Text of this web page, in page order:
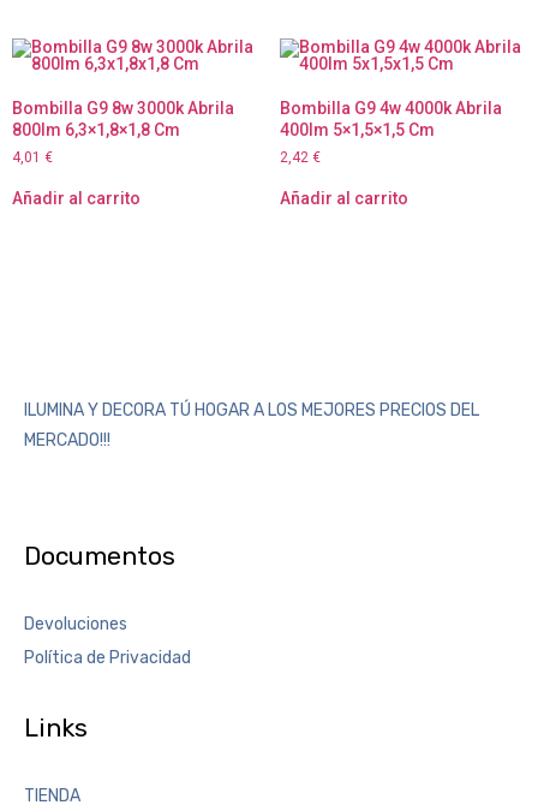
Bombilla G9 8w 3000k Abrila
800lm 6,3×1,8×1,8 Cm
4,01 €
Añadir al carrito
Bombilla G9 4w 4000k Abrila
400lm 5×1,5×1,5 Cm
2,42 €
Añadir al carrito
ILUMINA Y DECORA TÚ HOGAR A LOS MEJORES PRECIOS DEL
MERCADO!!!
Documentos
Devoluciones
Política de Privacidad
Links
TIENDA